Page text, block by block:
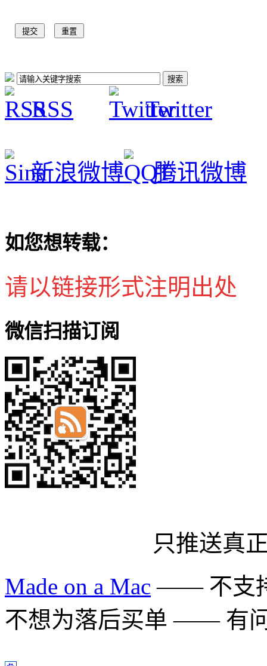
RSS Twitter
新浪微博 腾讯微博
如您想转载：
请以链接形式注明出处
微信扫描订阅
只推送真
Made on a Mac —— 不支
不想为落后买单 —— 有